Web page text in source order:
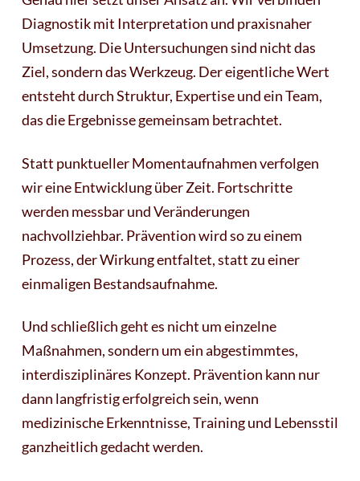
Diagnostik mit Interpretation und praxisnaher
Umsetzung. Die Untersuchungen sind nicht das
Ziel, sondern das Werkzeug. Der eigentliche Wert
entsteht durch Struktur, Expertise und ein Team,
das die Ergebnisse gemeinsam betrachtet.
Statt punktueller Momentaufnahmen verfolgen
wir eine Entwicklung über Zeit. Fortschritte
werden messbar und Veränderungen
nachvollziehbar. Prävention wird so zu einem
Prozess, der Wirkung entfaltet, statt zu einer
einmaligen Bestandsaufnahme.
Und schließlich geht es nicht um einzelne
Maßnahmen, sondern um ein abgestimmtes,
interdisziplinäres Konzept. Prävention kann nur
dann langfristig erfolgreich sein, wenn
medizinische Erkenntnisse, Training und Lebensstil
ganzheitlich gedacht werden.